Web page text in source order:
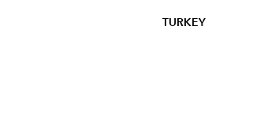
TURKEY